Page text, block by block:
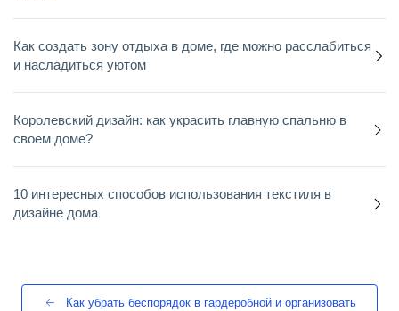
Как создать зону отдыха в доме, где можно расслабиться
и насладиться уютом
Королевский дизайн: как украсить главную спальню в
своем доме?
10 интересных способов использования текстиля в
дизайне дома
Как убрать беспорядок в гардеробной и организовать